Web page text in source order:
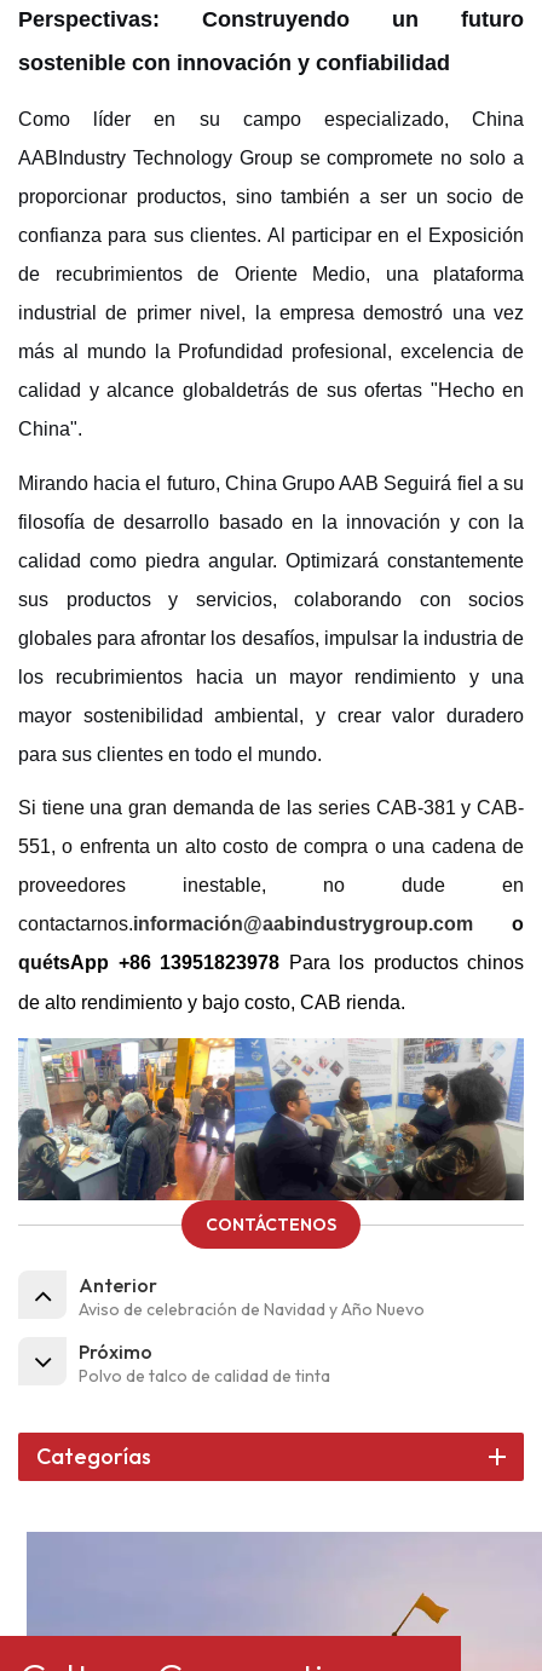
Perspectivas: Construyendo un futuro
sostenible con innovación y confiabilidad
Como líder en su campo especializado, China
AAB Industry Technology Group se compromete no solo a
proporcionar productos, sino también a ser un socio de
confianza para sus clientes. Al participar en el
Exposición
de recubrimientos de Oriente Medio, una plataforma
industrial de primer nivel, la empresa demostró una vez
más al mundo la Profundidad profesional, excelencia de
calidad y alcance global detrás de sus ofertas "Hecho en
China".
Mirando hacia el futuro, China Grupo AAB Seguirá fiel a su
filosofía de desarrollo basado en la innovación y con la
calidad como piedra angular. Optimizará constantemente
sus productos y servicios, colaborando con socios
globales para afrontar los desafíos, impulsar la industria de
los recubrimientos hacia un mayor rendimiento y una
mayor sostenibilidad ambiental, y crear valor duradero
para sus clientes en todo el mundo.
Si tiene una gran demanda de las series CAB-381 y CAB-
551, o enfrenta un alto costo de compra o una cadena de
proveedores inestable, no dude en
contactarnos.información@aabindustrygroup.com o
quétsApp +86 13951823978 Para los productos chinos
de alto rendimiento y bajo costo, CAB rienda.
CONTÁCTENOS
Anterior
Aviso de celebración de Navidad y Año Nuevo
Próximo
Polvo de talco de calidad de tinta
Categorías